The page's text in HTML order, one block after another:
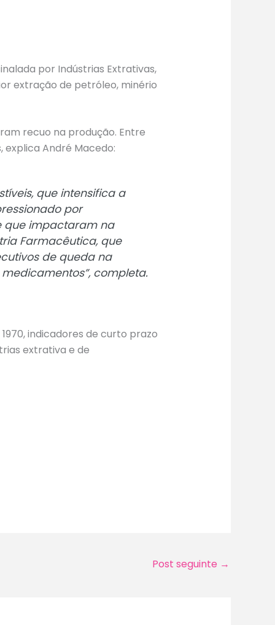
por Indústrias Extrativas,
extração de petróleo, minério
recuo na produção. Entre
André Macedo:
que intensifica a
por
que impactaram na
Farmacêutica, que
de queda na
completa.
indicadores de curto prazo
extrativa e de
Post seguinte →